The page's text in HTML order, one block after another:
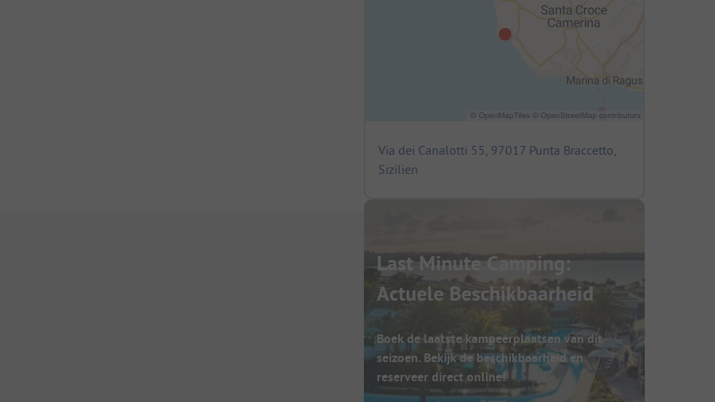
Via dei Canalotti 55, 97017 Punta Braccetto,
Sizilien
Last Minute Camping:
Actuele Beschikbaarheid
Boek de laatste kampeerplaatsen van dit
seizoen. Bekijk de beschikbaarheid en
reserveer direct online!